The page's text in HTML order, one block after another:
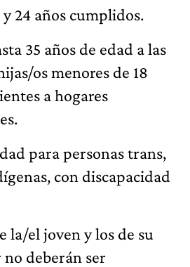
24 años cumplidos.
35 años de edad a las
os menores de 18
a hogares
para personas trans,
con discapacidad
la/el joven y los de su
deberán ser